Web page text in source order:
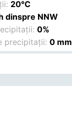
20°C
dinspre NNW
0%
precipitații:0 mm